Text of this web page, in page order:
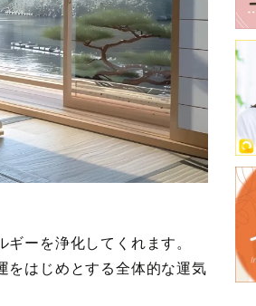
ーを浄化してくれます。
をはじめとする全体的な運気